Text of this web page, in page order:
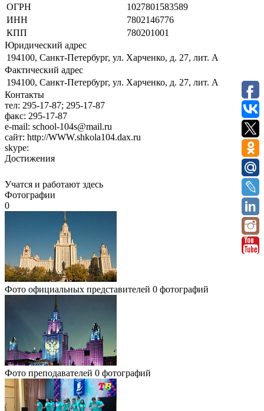
ОГРН
1027801583589
ИНН
7802146776
КПП
780201001
Юридический адрес
194100, Санкт-Петербург, ул. Харченко, д. 27, лит. А
Фактический адрес
194100, Санкт-Петербург, ул. Харченко, д. 27, лит. А
Контакты
тел: 295-17-87; 295-17-87
факс: 295-17-87
e-mail: school-104s@mail.ru
сайт: http://WWW.shkola104.dax.ru
skype:
Достижения
Учатся и работают здесь
Фотографии
0
Фото официальных представителей 0 фотографий
Фото преподавателей 0 фотографий